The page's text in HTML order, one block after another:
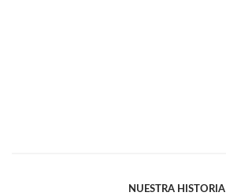
NUESTRA HISTORIA